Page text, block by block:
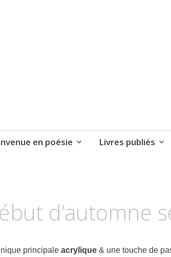
en poésie Livres publiés
d’automne
principale acrylique& une touche de